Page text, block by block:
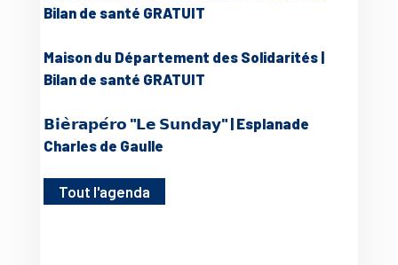
Bilan de santé GRATUIT
Maison du Département des Solidarités |
Bilan de santé GRATUIT
𝗕𝗶𝗲̀𝗿𝗮𝗽𝗲́𝗿𝗼 "𝗟𝗲 𝗦𝘂𝗻𝗱𝗮𝘆" | Esplanade
Charles de Gaulle
Tout l'agenda